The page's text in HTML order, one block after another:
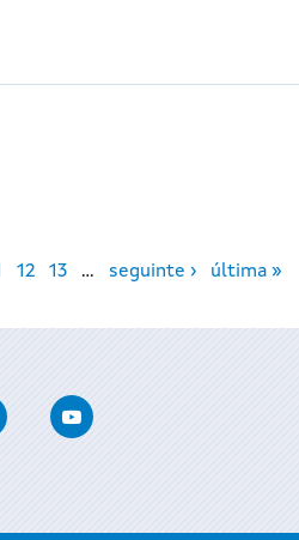
12 13 … seguinte › última »
InstagramYoutube